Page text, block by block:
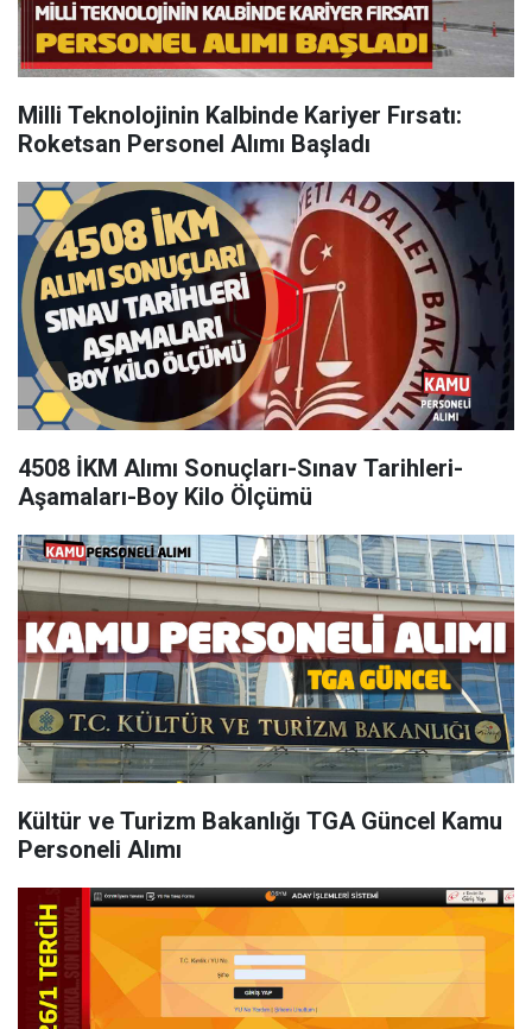
Milli Teknolojinin Kalbinde Kariyer Fırsatı:
Roketsan Personel Alımı Başladı
4508 İKM Alımı Sonuçları-Sınav Tarihleri-
Aşamaları-Boy Kilo Ölçümü
Kültür ve Turizm Bakanlığı TGA Güncel Kamu
Personeli Alımı